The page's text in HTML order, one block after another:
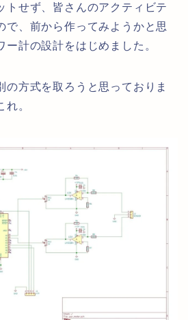
トせず、皆さんのアクティビテ
で、前から作ってみようかと思
ー計の設計をはじめました。
の方式を取ろうと思っておりま
。